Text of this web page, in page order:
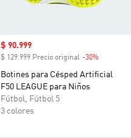
Precio de venta
$ 90.999
$ 129.999 Precio original -30%
Botines para Césped Artificial
F50 LEAGUE para Niños
Fútbol, Fútbol 5
3 colores